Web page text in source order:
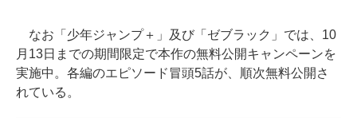
なお「少年ジャンプ＋」及び「ゼブラック」では、10
月13日までの期間限定で本作の無料公開キャンペーンを
実施中。各編のエピソード冒頭5話が、順次無料公開さ
れている。